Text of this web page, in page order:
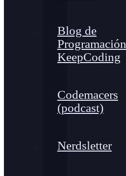
Blog de
Programación
KeepCoding
Codemacers
(podcast)
Nerdsletter